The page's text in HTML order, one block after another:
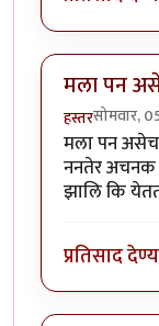
मला पन
हस्तरसोमवार,
मला पन असेच
ननतेर अचनक
झालि कि
प्रतिसाद